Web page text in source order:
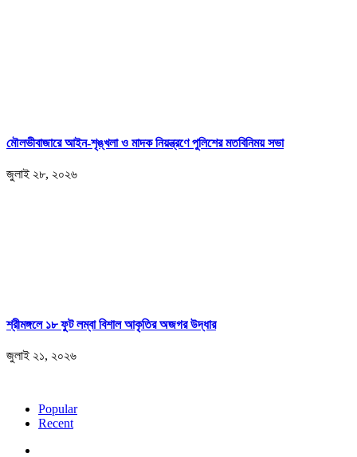
মৌলভীবাজারে আইন-শৃঙ্খলা ও মাদক নিয়ন্ত্রণে পুলিশের মতবিনিময় সভা
জুলাই ২৮, ২০২৬
শ্রীমঙ্গলে ১৮ ফুট লম্বা বিশাল আকৃতির অজগর উদ্ধার
জুলাই ২১, ২০২৬
Popular
Recent